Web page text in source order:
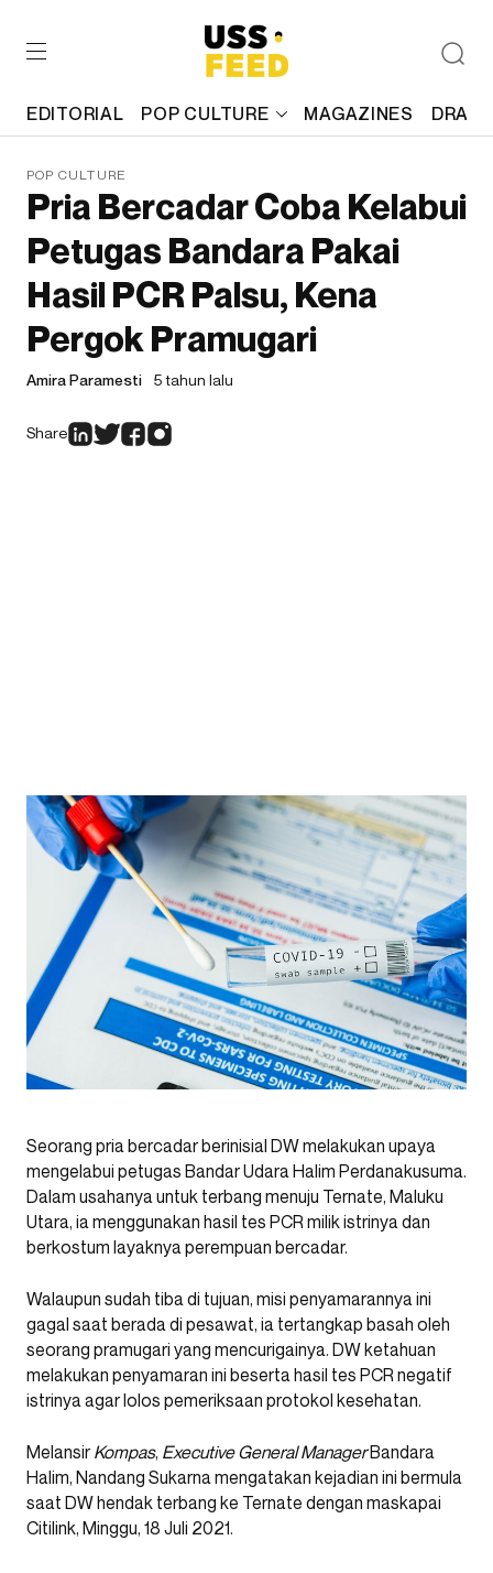
EDITORIAL POP CULTURE MAGAZINES
POP CULTURE
Pria Bercadar Coba Kelabui
Petugas Bandara Pakai
Hasil PCR Palsu, Kena
Pergok Pramugari
Amira Paramesti 5 tahun lalu
Share
Seorang pria bercadar berinisial DW melakukan upaya
mengelabui petugas Bandar Udara Halim Perdanakusuma.
Dalam usahanya untuk terbang menuju Ternate, Maluku
Utara, ia menggunakan hasil tes PCR milik istrinya dan
berkostum layaknya perempuan bercadar.
Walaupun sudah tiba di tujuan, misi penyamarannya ini
gagal saat berada di pesawat, ia tertangkap basah oleh
seorang pramugari yang mencurigainya. DW ketahuan
melakukan penyamaran ini beserta hasil tes PCR negatif
istrinya agar lolos pemeriksaan protokol kesehatan.
Melansir Kompas, Executive General ManagerBandara
Halim, Nandang Sukarna mengatakan kejadian ini bermula
saat DW hendak terbang ke Ternate dengan maskapai
Citilink, Minggu, 18 Juli 2021.